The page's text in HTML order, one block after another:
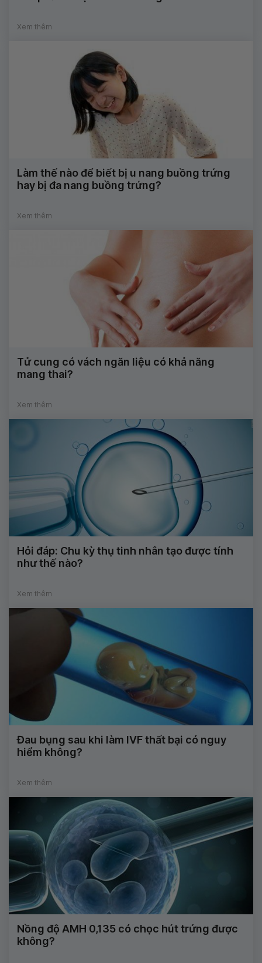
Xem thêm
Làm thế nào để biết bị u nang buồng trứng
hay bị đa nang buồng trứng?
Xem thêm
Tử cung có vách ngăn liệu có khả năng
mang thai?
Xem thêm
Hỏi đáp: Chu kỳ thụ tinh nhân tạo được tính
như thế nào?
Xem thêm
Đau bụng sau khi làm IVF thất bại có nguy
hiểm không?
Xem thêm
Nồng độ AMH 0,135 có chọc hút trứng được
không?